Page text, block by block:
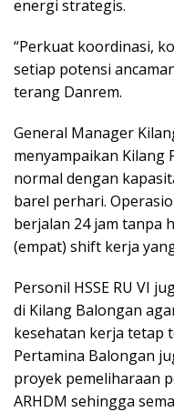
energi strategis.
“Perkuat koordinasi,
setiap potensi
terang Danrem.
General Manager
menyampaikan Kilang
normal dengan
barel perhari.
berjalan 24 jam tanpa
(empat) shift kerja
Personil HSSE RU VI
di Kilang Balongan
kesehatan kerja tetap
Pertamina Balongan
proyek pemeliharaan
ARHDM sehingga